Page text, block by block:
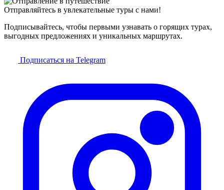
Отправляйтесь в увлекательные туры с нами!
Подписывайтесь, чтобы первыми узнавать о горящих турах,
выгодных предложениях и уникальных маршрутах.
Подписаться на Telegram